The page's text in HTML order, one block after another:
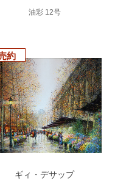
油彩 12号
約
ギィ・デサップ